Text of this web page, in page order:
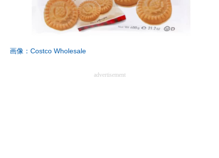
ITエンジニア向け専門サイト
企業向けIT製品の総合サイト
画像：Costco Wholesale
advertisement